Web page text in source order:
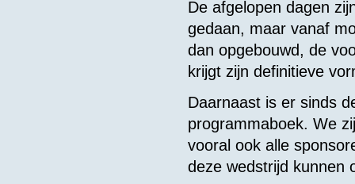
De afgelopen dagen
gedaan, maar vanaf
dan opgebouwd, de
krijgt zijn definitieve
Daarnaast is er sinds
programmaboek. We
vooral ook alle
deze wedstrijd kunnen